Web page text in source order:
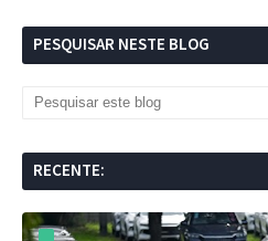
PESQUISAR NESTE BLOG
RECENTE: